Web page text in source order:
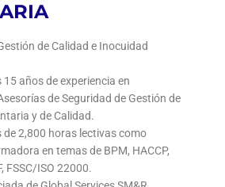
de Calidad e Inocuidad
años de experiencia en
de Seguridad de Gestión de
y de Calidad.
de 2,800 horas lectivas como
en temas de BPM, HACCP,
FSSC/ISO 22000.